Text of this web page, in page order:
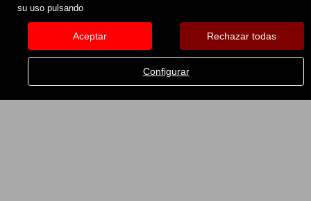
su uso pulsando
Aceptar Rechazar todas
Configurar
INMUEBLES FAVORITOS
No se han encontrado resultados